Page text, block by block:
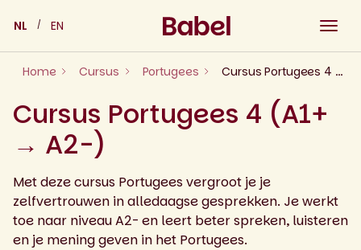
content
NL EN
Home Cursus Portugees Cursus Portugees 4 (A1+ → A2-)
Cursus Portugees 4 (A1+
→ A2-)
Met deze cursus Portugees vergroot je je
zelfvertrouwen in alledaagse gesprekken. Je werkt
toe naar niveau A2- en leert beter spreken, luisteren
en je mening geven in het Portugees.